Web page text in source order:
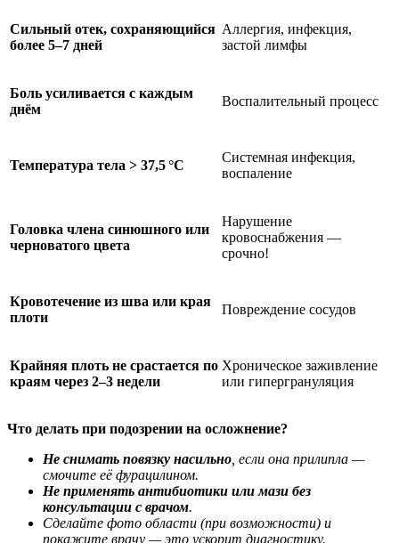
Сильный отек, сохраняющийся
более 5–7 дней
Аллергия, инфекция,
застой лимфы
Боль усиливается с каждым
днём
Воспалительный процесс
Температура тела > 37,5 °C
Системная инфекция,
воспаление
Головка члена синюшного или
черноватого цвета
Нарушение
кровоснабжения —
срочно!
Кровотечение из шва или края
плоти
Повреждение сосудов
Крайняя плоть не срастается по
краям через 2–3 недели
Хроническое заживление
или гипергрануляция
Что делать при подозрении на осложнение?
Не снимать повязку насильно , если она прилипла —
смочите её фурацилином.
Не применять антибиотики или мази без
консультации с врачом.
Сделайте фото области (при возможности) и
покажите врачу — это ускорит диагностику.